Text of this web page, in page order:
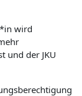
wird
und der JKU